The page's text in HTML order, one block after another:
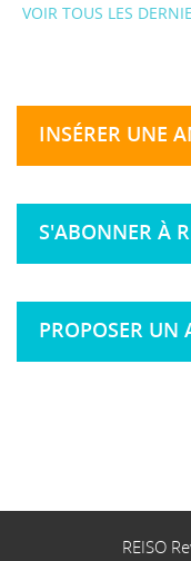
VOIR TOUS LES
INSÉRER UNE
S'ABONNER À
PROPOSER UN
REISO